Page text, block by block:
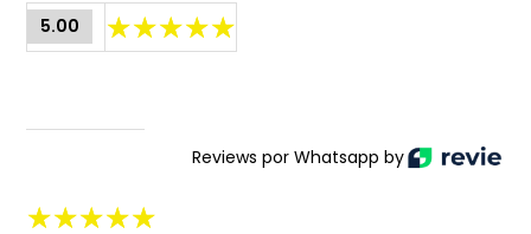
5.00
Reviews por Whatsapp by